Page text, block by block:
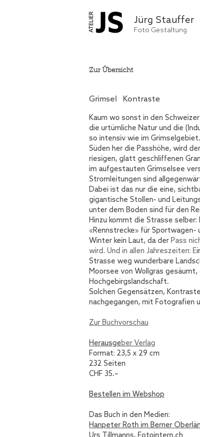
Jürg Stauffer
Foto Gestaltung
Zur Übersicht
Grimsel Kontraste
Kaum wo sonst in den
die urtümliche Natur und die
so intensiv wie im
Süden her die Passhöhe, wird
riesigen, glatt geschliffenen
im aufgestauten Grimselsee
Stromleitungen sind
Dabei ist das nur die eine,
gigantische Stollen- und
unter dem Boden sind für den
Hinzu kommt die Strasse selber:
«Rennstrecke» für Sportwagen-
Winter kein Laut, da der Pass
wird. Und in allen Jahreszeiten: E
Strasse weg wunderbare
Moorsee von Wollgras gesäumt,
Hochgebirgslandschaft.
Solchen Gegensätzen,
nachgegangen, mit Fotografien
Zur Buchvorschau
Herausgeber Verlag
Format: 23,5 x 29 cm
232 Seiten
CHF 35.–
Bestellen im Webshop
Das Buch in den Medien:
Hanpeter Roth im Berner